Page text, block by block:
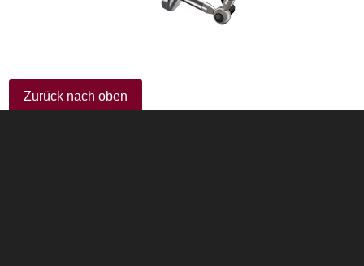
Zurück nach oben